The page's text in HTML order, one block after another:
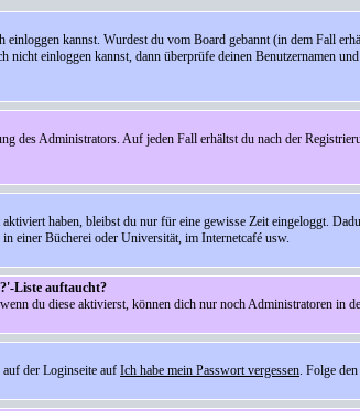
kannst. Wurdest du vom Board gebannt (in dem Fall
einloggen kannst, dann überprüfe deinen Benutzernamen
des Administrators. Auf jeden Fall erhältst du nach der
haben, bleibst du nur für eine gewisse Zeit eingeloggt.
einer Bücherei oder Universität, im Internetcafé usw.
Liste auftaucht?
du diese aktivierst, können dich nur noch Administratoren in
der Loginseite auf Ich habe mein Passwort vergessen. Folge